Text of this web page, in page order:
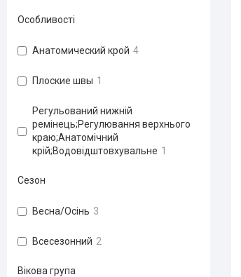
Особливості
Анатомический крой 4
Плоские швы 1
Регульований нижній
ремінець;Регулювання верхнього
краю;Анатомічний
крій;Водовідштовхувальне 1
Сезон
Весна/Осінь 3
Всесезонний 2
Вікова група